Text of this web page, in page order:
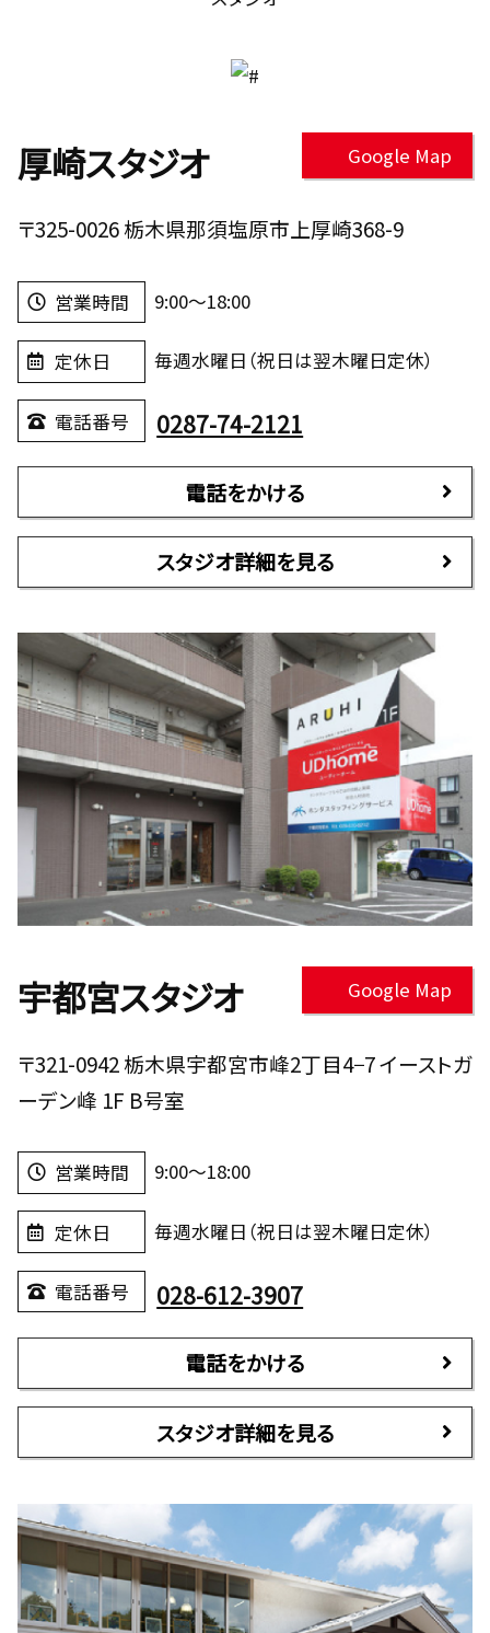
厚崎スタジオ Google Map
〒325-0026 栃木県那須塩原市上厚崎368-9
営業時間 9:00～18:00
定休日 毎週水曜日（祝日は翌木曜日定休）
電話番号 0287-74-2121
電話をかける
スタジオ詳細を見る
宇都宮スタジオ Google Map
〒321-0942 栃木県宇都宮市峰2丁目4−7 イーストガ
ーデン峰 1F B号室
営業時間 9:00～18:00
定休日 毎週水曜日（祝日は翌木曜日定休）
電話番号 028-612-3907
電話をかける
スタジオ詳細を見る